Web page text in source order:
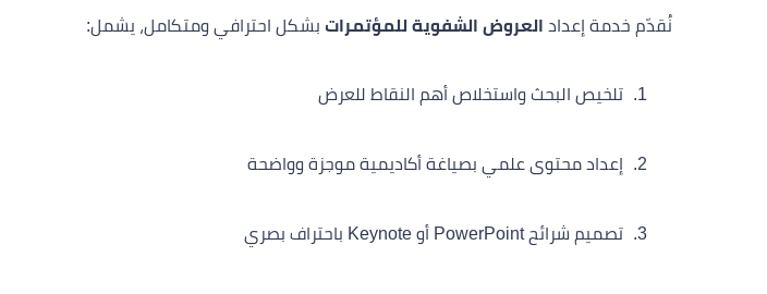
نُقدّم خدمة إعداد العروض الشفوية للمؤتمرات بشكل احترافي ومتكامل، يشمل:
تلخيص البحث واستخلاص أهم النقاط للعرض
إعداد محتوى علمي بصياغة أكاديمية موجزة وواضحة
تصميم شرائح PowerPoint أو Keynote باحتراف بصري